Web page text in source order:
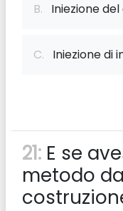
B. Iniezione
C. Iniezione di
21: E se
metodo